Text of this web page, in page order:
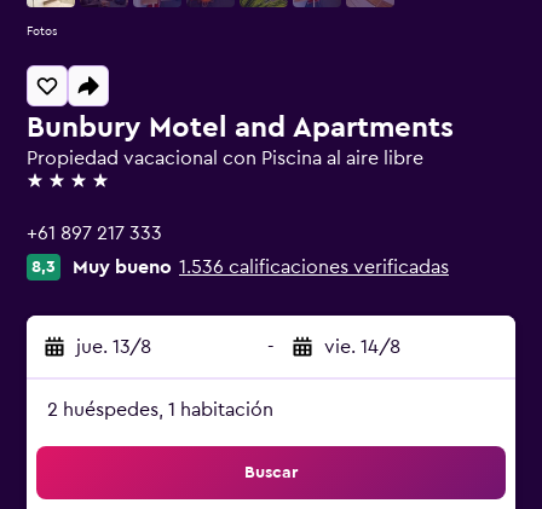
Bunbury Motel and Apartments
Propiedad vacacional con Piscina al aire libre
4 estrellas
+61 897 217 333
8,3 Muy bueno 1.536 calificaciones verificadas
jue. 13/8 - vie. 14/8
2 huéspedes, 1 habitación
Buscar
Fotos